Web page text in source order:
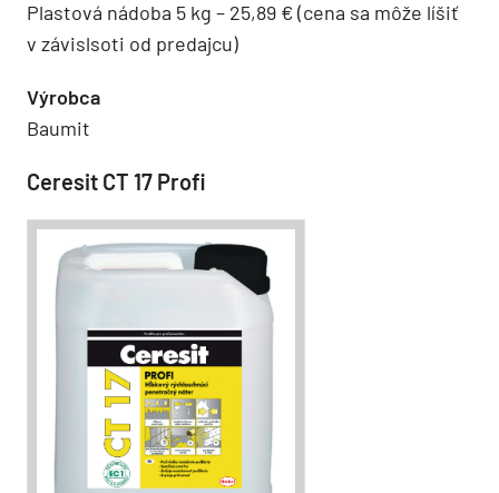
Plastová nádoba 5 kg – 25,89 € (cena sa môže líšiť
v závislsoti od predajcu)
Výrobca
Baumit
Ceresit CT 17 Profi